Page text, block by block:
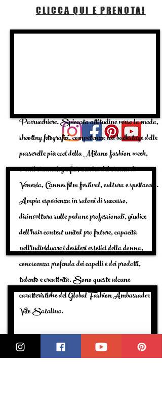
CLICCA QUI E PRENOTA!
Parrucchiere. Spiccata attitudine verso la moda,
shooting fotografici, competenza nei backstage delle
passerelle più cool della Milano fashion week,
eventi cinematografici, mostra del cinena di
Venezia, Cannes film festival, cultura e spettacolo.
Ampia esperienza in saloni di successo,
disinvoltura sulle pedane professionali, giudice
dell’hair contest united pro future, capacità
nell'individuare i desideri estetici della donna,
conoscenza profonda dei capelli e dei prodotti,
talento e creatività. Sono queste alcune
caratteristiche del Global Fashion Ambassador
Vito Satalino.